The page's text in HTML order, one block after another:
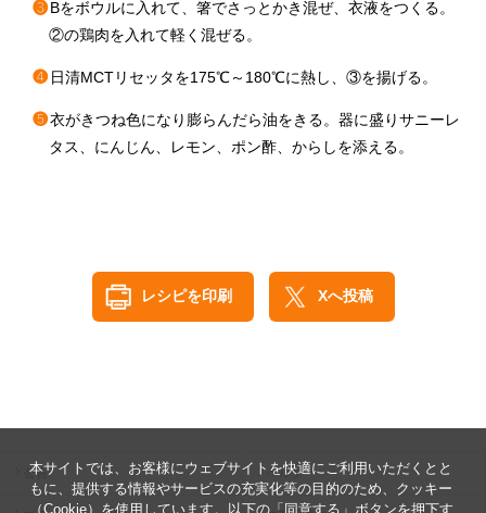
❸ Bをボウルに入れて、箸でさっとかき混ぜ、衣液をつくる。
②の鶏肉を入れて軽く混ぜる。
❹ 日清MCTリセッタを175℃～180℃に熱し、③を揚げる。
❺衣がきつね色になり膨らんだら油をきる。器に盛りサニーレ
タス、にんじん、レモン、ポン酢、からしを添える。
レシピを印刷 Xへ投稿
公告 ヘルプ
本サイトでは、お客様にウェブサイトを快適にご利用いただくとと
もに、提供する情報やサービスの充実化等の目的のため、クッキー
（Cookie）を使用しています。以下の「同意する」ボタンを押下す